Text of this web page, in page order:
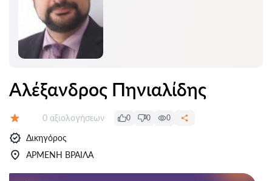
Αλέξανδρος Πηνιαλίδης
Αξιολογήσεις:
0 αξιολογήσεων 0 0 0
Δικηγόρος
ΑΡΜΕΝΗ ΒΡΑΙΛΑ